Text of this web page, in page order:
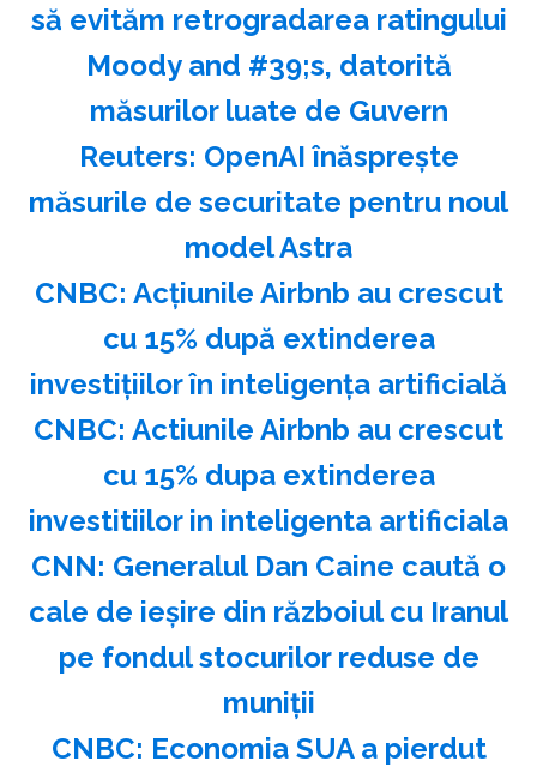
să evităm retrogradarea ratingului
Moody and #39;s, datorită
măsurilor luate de Guvern
Reuters: OpenAI înăspreşte
măsurile de securitate pentru noul
model Astra
CNBC: Acţiunile Airbnb au crescut
cu 15% după extinderea
investiţiilor în inteligenţa artificială
CNBC: Actiunile Airbnb au crescut
cu 15% dupa extinderea
investitiilor in inteligenta artificiala
CNN: Generalul Dan Caine caută o
cale de ieşire din războiul cu Iranul
pe fondul stocurilor reduse de
muniţii
CNBC: Economia SUA a pierdut